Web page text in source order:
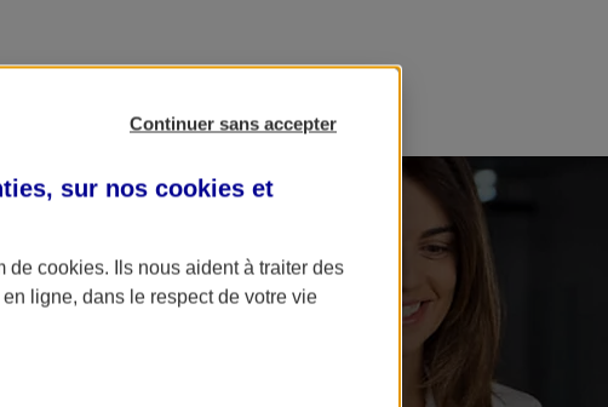
Continuer sans accepter
sur nos cookies et
de cookies. Ils nous aident à traiter des
ligne, dans le respect de votre vie